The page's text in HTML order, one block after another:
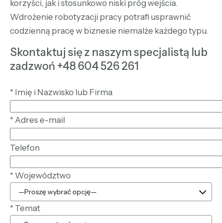
korzyści, jak i stosunkowo niski próg wejścia.
Wdrożenie robotyzacji pracy potrafi usprawnić
codzienną pracę w biznesie niemalże każdego typu.
Skontaktuj się z naszym specjalistą lub
zadzwoń +48 604 526 261
* Imię i Nazwisko lub Firma
* Adres e-mail
Telefon
* Województwo
* Temat